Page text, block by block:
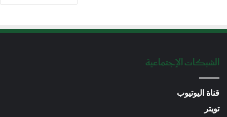
الشبكات الإجتماعية
قناة اليوتيوب
تويتر